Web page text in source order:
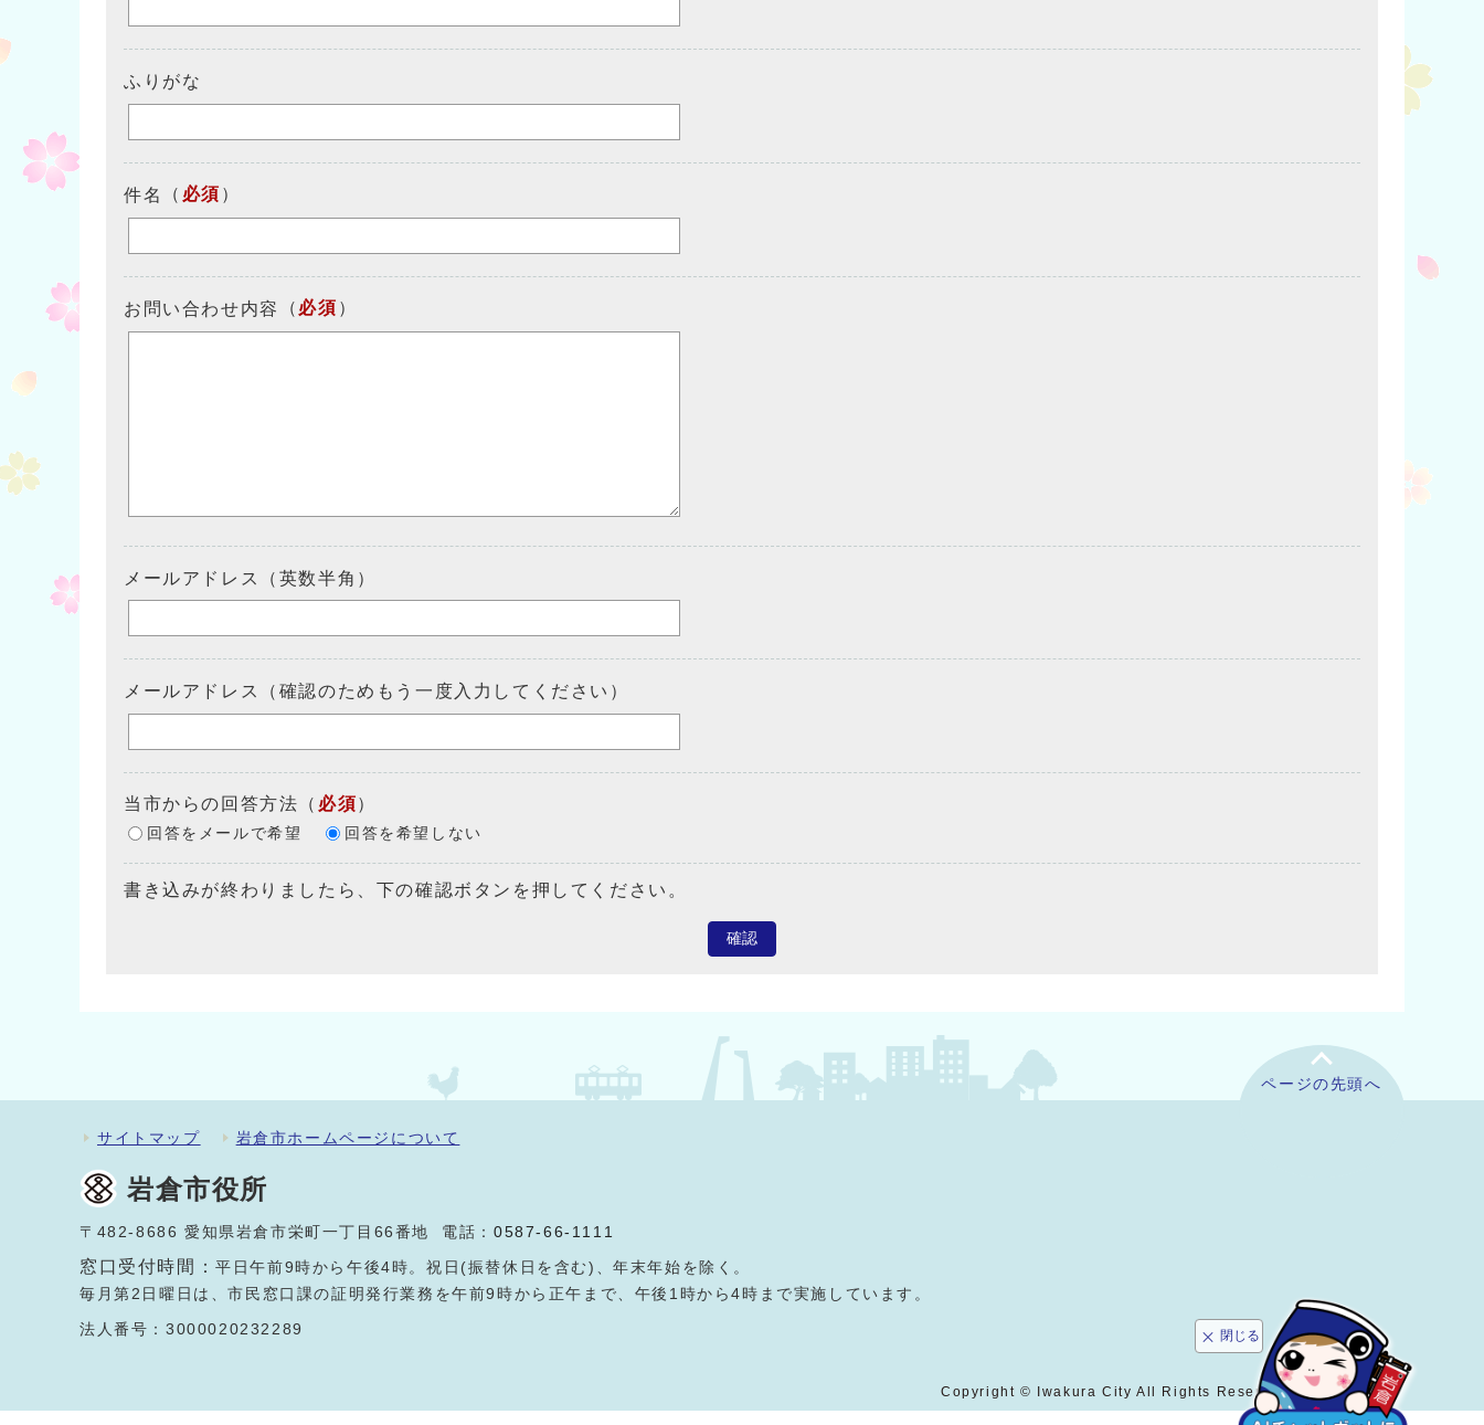
ふりがな
件名 （ 必須 ）
お問い合わせ内容 （ 必須 ）
メールアドレス（英数半角）
メールアドレス（確認のためもう一度入力してください）
当市からの回答方法 （ 必須）
回答をメールで希望 回答を希望しない
書き込みが終わりましたら、下の確認ボタンを押してください。
確認
閉じる
ページの先頭へ
サイトマップ 岩倉市ホームページについて
岩倉市役所
〒482-8686 愛知県岩倉市栄町一丁目66番地 電話：0587-66-1111
窓口受付時間：平日午前9時から午後4時。祝日(振替休日を含む)、年末年始を除く。
毎月第2日曜日は、市民窓口課の証明発行業務を午前9時から正午まで、午後1時から4時まで実施しています。
法人番号：3000020232289
Copyright © Iwakura City All Rights Reserved.